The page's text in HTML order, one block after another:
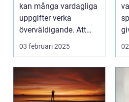
kan många vardagliga
uppgifter verka
överväldigande. Att
ordna...
03 februari 2025